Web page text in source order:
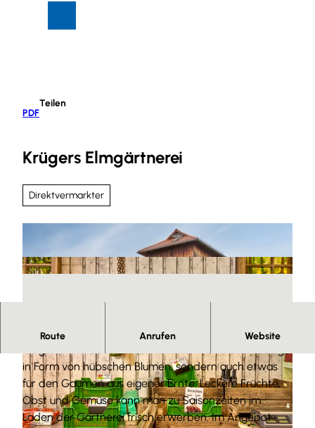
PDF
Teilen
Krügers Elmgärtnerei
Direktvermarkter
Route Anrufen Website
Herzlich Willkommen
in Form von hübschen Blumen, sondern auch etwas
für den Gaumen aus eigener Ernte. Leckere Früchte,
Obst und Gemüse kann man zu Saisonzeiten im
Laden der Gärtnerei frisch erwerben. Im Angebot